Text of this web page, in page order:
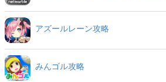
アズールレーン攻略
みんゴル攻略